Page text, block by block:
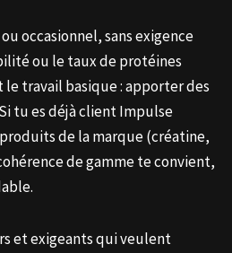
occasionnel, sans exigence
ou le taux de protéines
travail basique : apporter des
tu es déjà client Impulse
de la marque (créatine,
de gamme te convient,
et exigeants qui veulent